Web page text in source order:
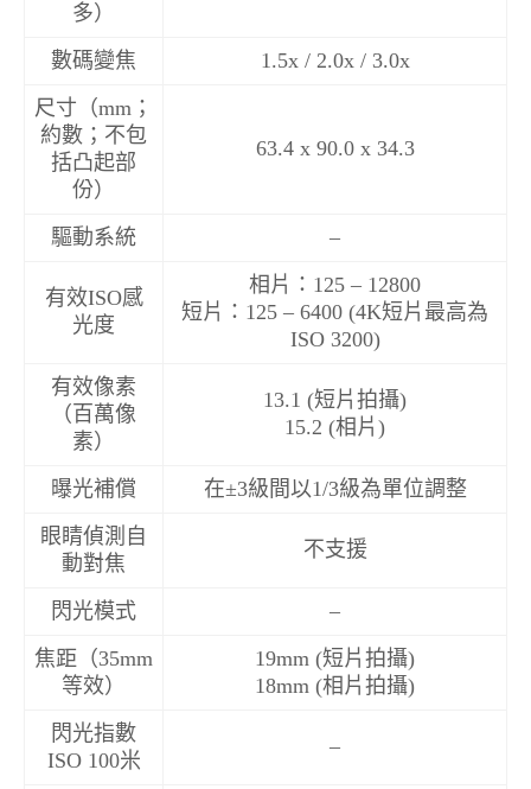
多）
數碼變焦
1.5x / 2.0x / 3.0x
尺寸（mm；
約數；不包
括凸起部
份）
63.4 x 90.0 x 34.3
驅動系統 –
有效ISO感
光度
相片：125 – 12800
短片：125 – 6400 (4K短片最高為
ISO 3200)
有效像素
（百萬像
素）
13.1 (短片拍攝)
15.2 (相片)
曝光補償
在±3級間以1/3級為單位調整
眼睛偵測自
動對焦
不支援
閃光模式
–
焦距（35mm
等效）
19mm (短片拍攝)
18mm (相片拍攝)
閃光指數
ISO 100米
–